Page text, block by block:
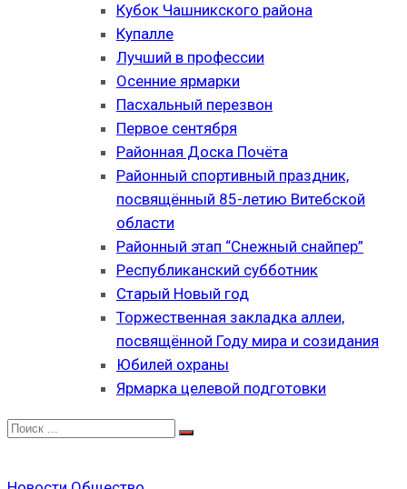
Кубок Чашникского района
Купалле
Лучший в профессии
Осенние ярмарки
Пасхальный перезвон
Первое сентября
Районная Доска Почёта
Районный спортивный праздник,
посвящённый 85-летию Витебской
области
Районный этап “Снежный снайпер”
Республиканский субботник
Старый Новый год
Торжественная закладка аллеи,
посвящённой Году мира и созидания
Юбилей охраны
Ярмарка целевой подготовки